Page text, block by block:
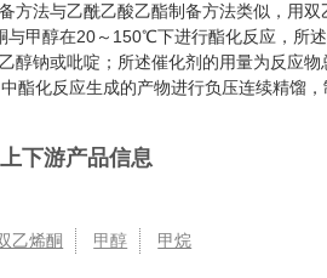
方法与乙酰乙酸乙酯制备方法类似，用
与甲醇在20～150℃下进行酯化反应，所
醇钠或吡啶；所述催化剂的用量为反应物
中酯化反应生成的产物进行负压连续精馏
上下游产品信息
乙烯酮 甲醇 甲烷